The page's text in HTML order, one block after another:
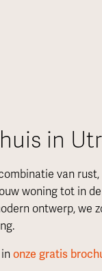
in
van
woning tot in
ontwerp, we
onze gratis